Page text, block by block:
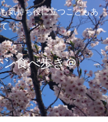
気持ち役に立つこともあ
。
ン食べ歩き＠